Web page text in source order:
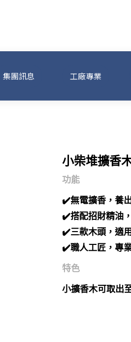
集團訊息 工廠專業
小柴堆擴香
功能
✔️無電擴香，養
✔️搭配招財精油
✔️三款木頭，適
✔️職人工匠，專
特色
小擴香木可取出